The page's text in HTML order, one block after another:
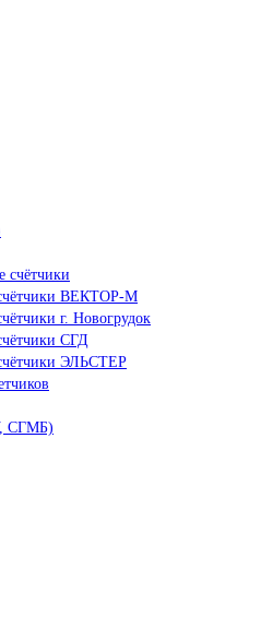
счётчики
ВЕКТОР-М
г. Новогрудок
СГД
ЭЛЬСТЕР
СГМБ)